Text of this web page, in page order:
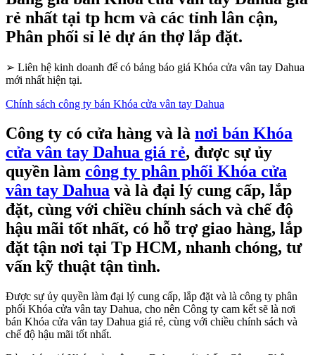
rẻ nhất tại tp hcm và các tỉnh lân cận,
Phân phối sỉ lẻ dự án thợ lắp đặt.
➢ Liên hệ kinh doanh để có bảng báo giá Khóa cửa vân tay Dahua
mới nhất hiện tại.
Chính sách công ty bán Khóa cửa vân tay Dahua
Công ty có cửa hàng và là nơi bán Khóa
cửa vân tay Dahua giá rẻ, được sự ủy
quyền làm công ty phân phối Khóa cửa
vân tay Dahua và là đại lý cung cấp, lắp
đặt, cùng với chiều chính sách và chế độ
hậu mãi tốt nhất, có hỗ trợ giao hàng, lắp
đặt tận nơi tại Tp HCM, nhanh chóng, tư
vấn kỹ thuật tận tình.
Được sự ủy quyền làm đại lý cung cấp, lắp đặt và là công ty phân
phối Khóa cửa vân tay Dahua, cho nên Công ty cam kết sẽ là nơi
bán Khóa cửa vân tay Dahua giá rẻ, cùng với chiều chính sách và
chế độ hậu mãi tốt nhất.